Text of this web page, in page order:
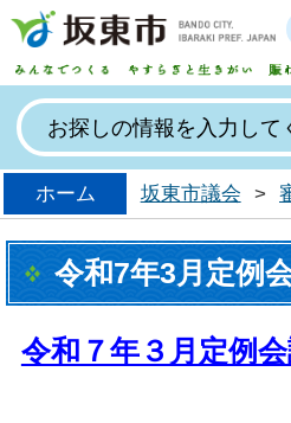
ホーム 坂東市議会 >
令和7年3月定例
令和７年３月定例